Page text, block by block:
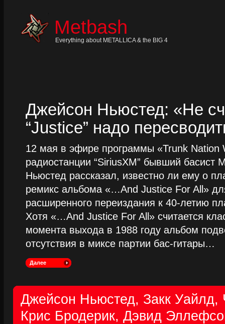
Metbash
Everything about METALLICA & the BIG 4
Джейсон Ньюстед: «Не
“Justice” надо
12 мая в эфире программы «Trunk Nation
радиостанции “SiriusXM” бывший басист
Ньюстед рассказал, известно ли ему о
ремикс альбома «…And Justice For All»
расширенного переиздания к 40-летию
Хотя «…And Justice For All» считается
момента выхода в 1988 году альбом
отсутствия в миксе партии бас-гитары…
Далее
Джейсон Ньюстед, Закк Уайлд,
Крис Бродерик, Дэвид